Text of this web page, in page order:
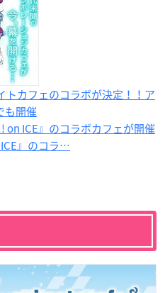
トカフェのコラボが決定！！ア
も開催
ICE』のコラボカフェが開催
』のコラ…